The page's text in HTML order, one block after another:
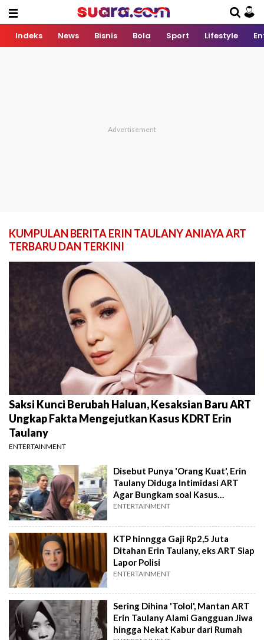
Indeks News Bisnis Bola Sport Lifestyle
KUMPULAN BERITA ERIN TAULANY ANIAYA ART
TERBARU DAN TERKINI
Saksi Kunci Berubah Haluan, Kesaksian Baru ART
Ungkap Fakta Mengejutkan Kasus KDRT Erin
Taulany
ENTERTAINMENT
Disebut Punya 'Orang Kuat', Erin
Taulany Diduga Intimidasi ART
Agar Bungkam soal Kasus
Penganiayaan
ENTERTAINMENT
KTP hinngga Gaji Rp2,5 Juta
Ditahan Erin Taulany, eks ART Siap
Lapor Polisi
ENTERTAINMENT
Sering Dihina 'Tolol', Mantan ART
Erin Taulany Alami Gangguan Jiwa
hingga Nekat Kabur dari Rumah